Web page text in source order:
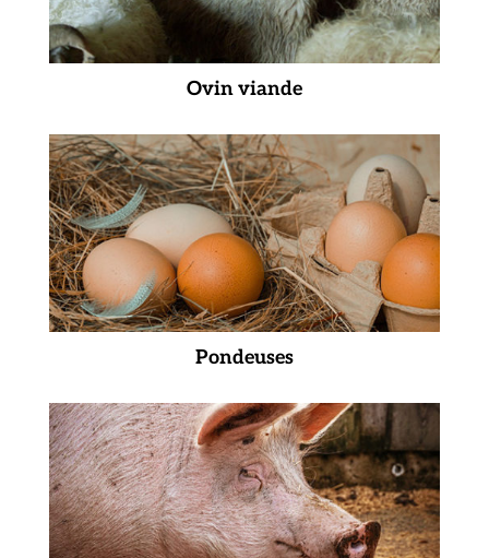
Ovin viande
Pondeuses